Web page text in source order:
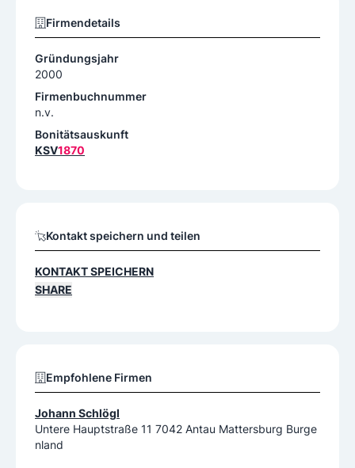
Firmendetails
Gründungsjahr
2000
Firmenbuchnummer
n.v.
Bonitätsauskunft
KSV1870
Kontakt speichern und teilen
KONTAKT SPEICHERN
SHARE
Empfohlene Firmen
Johann Schlögl
Untere Hauptstraße 11 7042 Antau Mattersburg Burge
nland